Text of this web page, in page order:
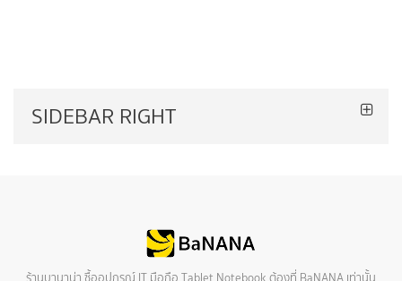
SIDEBAR RIGHT